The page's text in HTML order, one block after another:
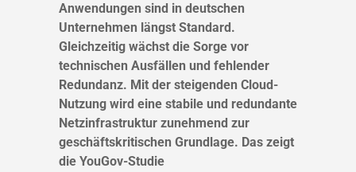
Anwendungen sind in deutschen
Unternehmen längst Standard.
Gleichzeitig wächst die Sorge vor
technischen Ausfällen und fehlender
Redundanz. Mit der steigenden Cloud-
Nutzung wird eine stabile und redundante
Netzinfrastruktur zunehmend zur
geschäftskritischen Grundlage. Das zeigt
die YouGov-Studie